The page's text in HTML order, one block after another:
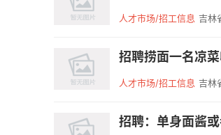
人才市场/招工信息 吉林
招聘捞面一名凉
人才市场/招工信息 吉林
招聘：单身面酱